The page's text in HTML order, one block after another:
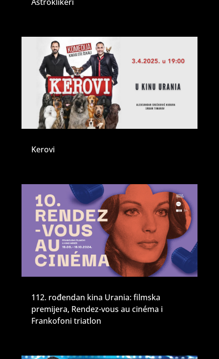
Kerovi
112. rođendan kina Urania: filmska
premijera, Rendez-vous au cinéma i
Frankofoni triatlon